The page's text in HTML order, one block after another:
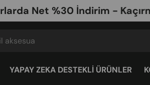
%30 İndirim - Kaçırma
YAPAY ZEKA DESTEKLİ ÜRÜNLER